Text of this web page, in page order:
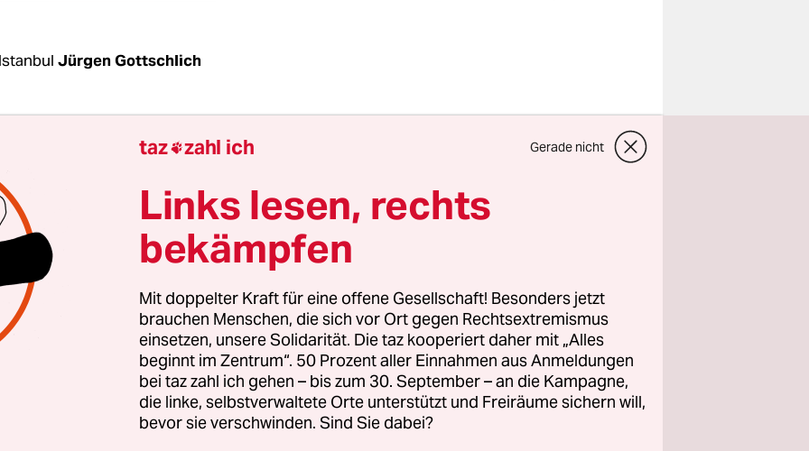
Jürgen Gottschlich
das Aushängeschild des kritischen Journalismus in der
Amt als Chefredakteur von
Kolumne seinen Lesern mitteilte, wird er nach
Jahren als Chefredakteur von seinem Amt zurücktreten, da
Zeit nicht in die Türkei zurückkehren wird. Seinen
der bisherige stellvertretende Chefredakteur Oğuz Güven
Can Dündar ist seit Anfang Juli dieses Jahres im
ihn ein Gericht im Mai 2016 zu fünf Jahren und
Haft verurteilt hatte und zudem auf ihn geschossen
und er sich in Istanbul nur noch in Begleitung von
bewegen konnte.
taz zahl ich Gerade nicht
Links lesen, rechts
bekämpfen
Mit doppelter Kraft für eine offene Gesellschaft! Besonders jetzt
brauchen Menschen, die sich vor Ort gegen Rechtsextremismus
einsetzen, unsere Solidarität. Die taz kooperiert daher mit „Alles
beginnt im Zentrum“. 50 Prozent aller Einnahmen aus Anmeldungen
bei taz zahl ich gehen – bis zum 30. September – an die Kampagne,
die linke, selbstverwaltete Orte unterstützt und Freiräume sichern will,
bevor sie verschwinden. Sind Sie dabei?